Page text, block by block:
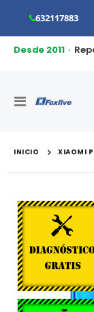
632117883
Desde 2011·
Toggle
INICIO XIAOMI
Saltar
al
final
de
la
galería
de
imágenes